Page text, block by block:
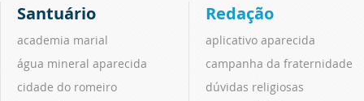
Santuário
academia marial
água mineral aparecida
cidade do romeiro
Redação
aplicativo aparecida
campanha da fraternidade
dúvidas religiosas